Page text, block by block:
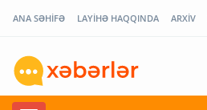
ANA SƏHİFƏ LAYİHƏ HAQQINDA ARXİV